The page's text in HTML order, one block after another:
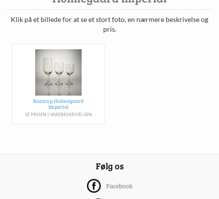
Klik på et billede for at se et stort foto, en nærmere beskrivelse og
pris.
Kastrup Holmegaard
Imperial
SE PRISEN I VAREBESKRIVELSEN
Følg os
Facebook